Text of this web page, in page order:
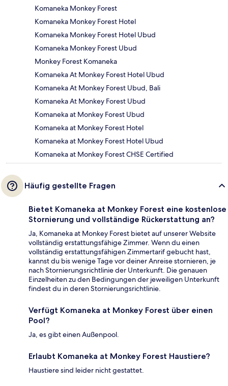
Komaneka Monkey Forest
Komaneka Monkey Forest Hotel
Komaneka Monkey Forest Hotel Ubud
Komaneka Monkey Forest Ubud
Monkey Forest Komaneka
Komaneka At Monkey Forest Hotel Ubud
Komaneka At Monkey Forest Ubud, Bali
Komaneka At Monkey Forest Ubud
Komaneka at Monkey Forest Ubud
Komaneka at Monkey Forest Hotel
Komaneka at Monkey Forest Hotel Ubud
Komaneka at Monkey Forest CHSE Certified
Häufig gestellte Fragen
Bietet Komaneka at Monkey Forest eine kostenlose
Stornierung und vollständige Rückerstattung an?
Ja, Komaneka at Monkey Forest bietet auf unserer Website
vollständig erstattungsfähige Zimmer. Wenn du einen
vollständig erstattungsfähigen Zimmertarif gebucht hast,
kannst du bis wenige Tage vor deiner Anreise stornieren, je
nach Stornierungsrichtlinie der Unterkunft. Die genauen
Einzelheiten zu den Bedingungen der jeweiligen Unterkunft
findest du in deren Stornierungsrichtlinie.
Verfügt Komaneka at Monkey Forest über einen
Pool?
Ja, es gibt einen Außenpool.
Erlaubt Komaneka at Monkey Forest Haustiere?
Haustiere sind leider nicht gestattet.